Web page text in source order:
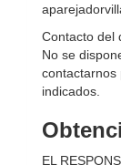
Contacto del
No se
contactarnos
indicados.
EL